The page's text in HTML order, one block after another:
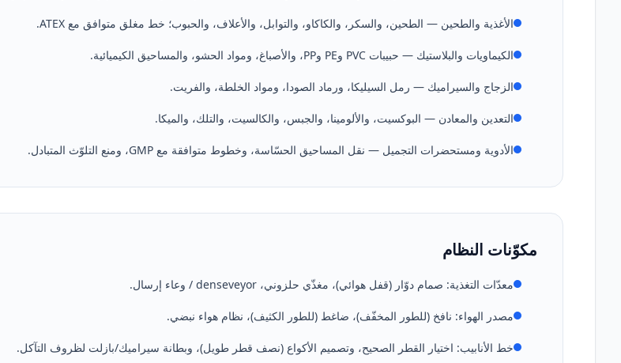
الأغذية والطحين — الطحين، والسكر، والكاكاو، والتوابل، والأعلاف، والحبوب؛ خط مغلق متوافق مع ATEX.
الكيماويات والبلاستيك — حبيبات PVC وPE وPP، والأصباغ، ومواد الحشو، والمساحيق الكيميائية.
الزجاج والسيراميك — رمل السيليكا، ورماد الصودا، ومواد الخلطة، والفريت.
التعدين والمعادن — البوكسيت، والألومينا، والجبس، والكالسيت، والتلك، والميكا.
الأدوية ومستحضرات التجميل — نقل المساحيق الحسّاسة، وخطوط متوافقة مع GMP، ومنع التلوّث المتبادل.
مكوّنات النظام
معدّات التغذية: صمام دوّار (قفل هوائي)، مغذّي حلزوني، denseveyor / وعاء إرسال.
مصدر الهواء: نافخ (للطور المخفّف)، ضاغط (للطور الكثيف)، نظام هواء نبضي.
خط الأنابيب: اختيار القطر الصحيح، وتصميم الأكواع (نصف قطر طويل)، وبطانة سيراميك/بازلت لظروف التآكل.